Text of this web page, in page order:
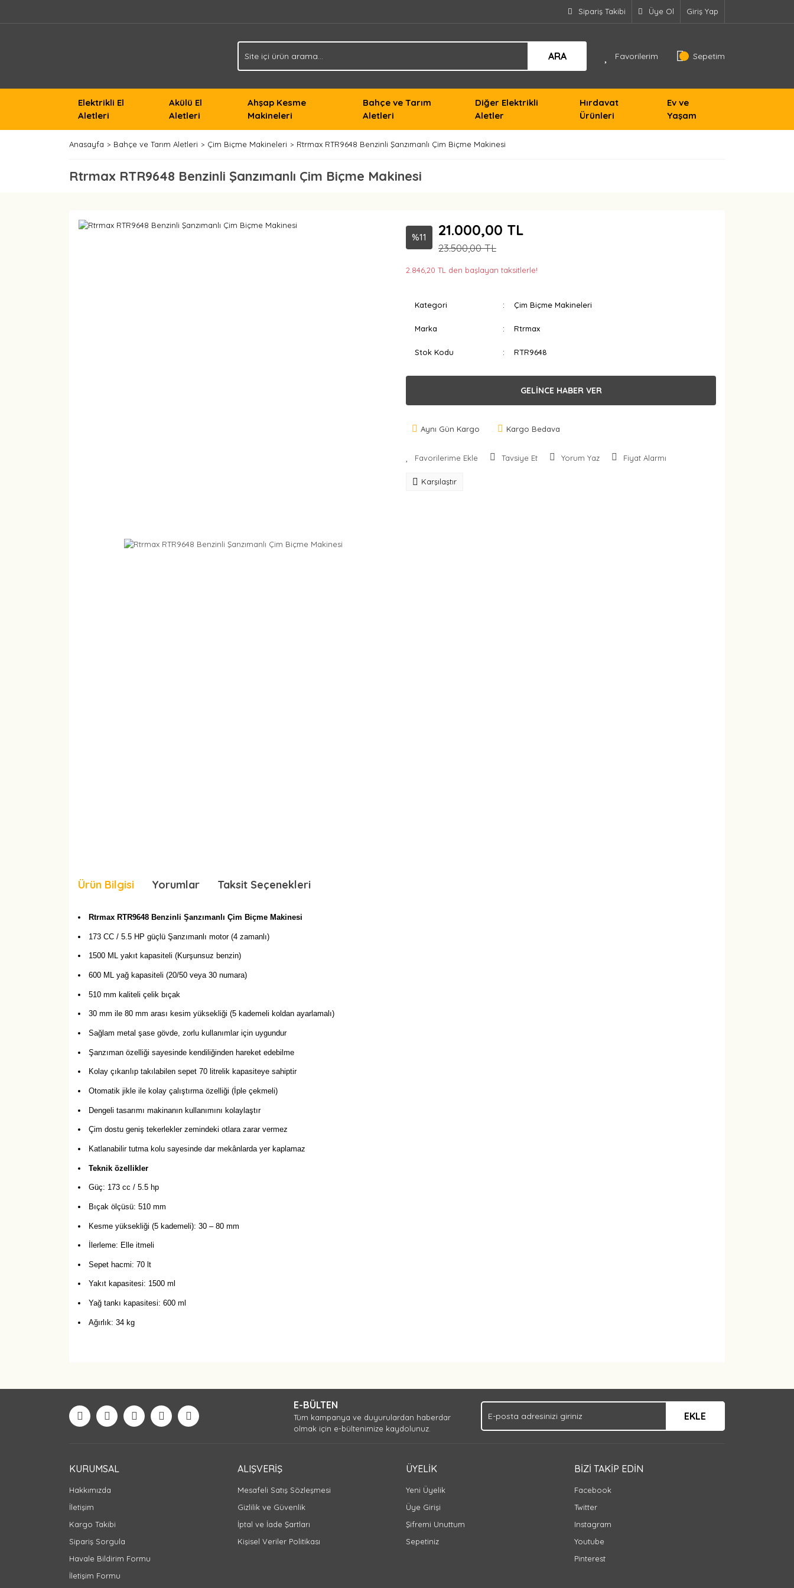
Sipariş Takibi Üye Ol Giriş Yap
ARA Favorilerim Sepetim
Elektrikli El
Aletleri
Akülü El
Aletleri
Ahşap Kesme
Makineleri
Bahçe ve Tarım
Aletleri
Diğer Elektrikli
Aletler
Hırdavat
Ürünleri
Ev ve
Yaşam
Anasayfa Bahçe ve Tarım Aletleri Çim Biçme Makineleri Rtrmax RTR9648 Benzinli Şanzımanlı Çim Biçme Makinesi
Rtrmax RTR9648 Benzinli Şanzımanlı Çim Biçme Makinesi
%11 21.000,00 TL
23.500,00 TL
2.846,20 TL den başlayan taksitlerle!
Kategori Çim Biçme Makineleri
Marka Rtrmax
Stok Kodu RTR9648
GELİNCE HABER VER
Aynı Gün Kargo Kargo Bedava
Tavsiye Et Yorum Yaz Fiyat Alarmı
Karşılaştır
Ürün Bilgisi Yorumlar Taksit Seçenekleri
Rtrmax RTR9648 Benzinli Şanzımanlı Çim Biçme Makinesi
173 CC / 5.5 HP güçlü Şanzımanlı motor (4 zamanlı)
1500 ML yakıt kapasiteli (Kurşunsuz benzin)
600 ML yağ kapasiteli (20/50 veya 30 numara)
510 mm kaliteli çelik bıçak
30 mm ile 80 mm arası kesim yüksekliği (5 kademeli koldan ayarlamalı)
Sağlam metal şase gövde, zorlu kullanımlar için uygundur
Şanzıman özelliği sayesinde kendiliğinden hareket edebilme
Kolay çıkarılıp takılabilen sepet 70 litrelik kapasiteye sahiptir
Otomatik jikle ile kolay çalıştırma özelliği (İple çekmeli)
Dengeli tasarımı makinanın kullanımını kolaylaştır
Çim dostu geniş tekerlekler zemindeki otlara zarar vermez
Katlanabilir tutma kolu sayesinde dar mekânlarda yer kaplamaz
Teknik özellikler
Güç: 173 cc / 5.5 hp
Bıçak ölçüsü: 510 mm
Kesme yüksekliği (5 kademeli): 30 – 80 mm
İlerleme: Elle itmeli
Sepet hacmi: 70 lt
Yakıt kapasitesi: 1500 ml
Yağ tankı kapasitesi: 600 ml
Ağırlık: 34 kg
Yorum Yaz
E-BÜLTEN
Tüm kampanya ve duyurulardan haberdar
olmak için e-bültenimize kaydolunuz.
EKLE
KURUMSAL
Hakkımızda
İletişim
Kargo Takibi
Sipariş Sorgula
Havale Bildirim Formu
İletişim Formu
ALIŞVERİŞ
Mesafeli Satış Sözleşmesi
Gizlilik ve Güvenlik
İptal ve İade Şartları
Kişisel Veriler Politikası
ÜYELİK
Yeni Üyelik
Üye Girişi
Şifremi Unuttum
Sepetiniz
BİZİ TAKİP EDİN
Facebook
Twitter
Instagram
Youtube
Pinterest